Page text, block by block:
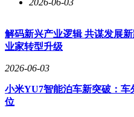
解码新兴产业逻辑 共谋发展
业家转型升级
2026-06-03
小米YU7智能泊车新突破：
位